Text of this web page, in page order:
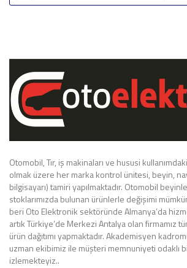
Otomobil, Tır, iş makinaları ve hususi
olmak üzere her marka kontrol ünitesi, beyin,
bilgisayarı) tamiri yapılmaktadır. Otomobil
stoklarımızda bulunan ürünlerle değişimi
beri Oto Elektronik sektöründe Almanya’da
artık Türkiye’de Merkezi Antalya olan firmamız
ürün dağıtımı yapmaktadır. Akademisyen
uzman ekibimiz ile müşteri memnuniyeti odaklı
izlemekteyiz..